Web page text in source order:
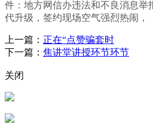
件：地方网信办违法和不良消息
代升级，签约现场空气强烈热闹，
上一篇： 正在“点赞骗套时
下一篇： 焦讲堂讲授环节环节
关闭